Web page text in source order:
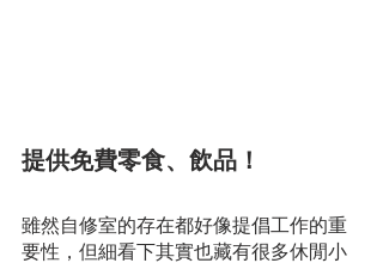
提供免費零食、飲品！
雖然自修室的存在都好像提倡工作的重
要性，但細看下其實也藏有很多休閒小